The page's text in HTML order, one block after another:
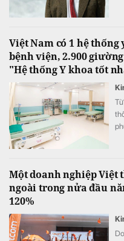
Việt Nam có 1 hệ
bệnh viện, 2.900
"Hệ thống Y khoa tốt
Một doanh nghiệp Việt
ngoài trong nửa đầu
120%